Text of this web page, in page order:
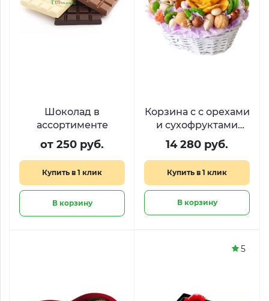
Шоколад в
ассортименте
от 250 руб.
Купить в 1 клик
В корзину
Корзина с с орехами
и сухофруктами
«Караванный путь»
14 280 руб.
Купить в 1 клик
В корзину
5